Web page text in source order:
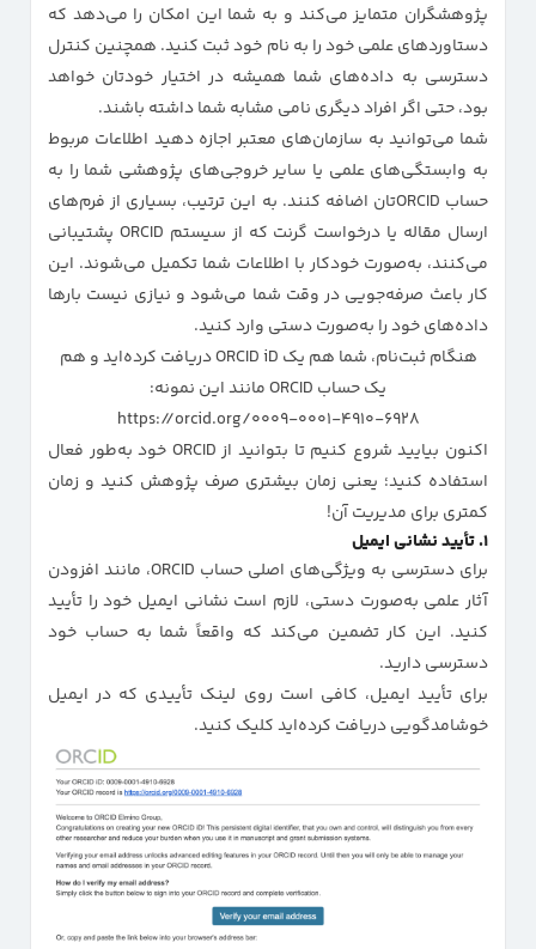
پژوهشگران متمایز می‌کند و به شما این امکان را می‌دهد که
دستاوردهای علمی خود را به نام خود ثبت کنید. همچنین کنترل
دسترسی به داده‌های شما همیشه در اختیار خودتان خواهد
بود، حتی اگر افراد دیگری نامی مشابه شما داشته باشند.
شما می‌توانید به سازمان‌های معتبر اجازه دهید اطلاعات مربوط
به وابستگی‌های علمی یا سایر خروجی‌های پژوهشی شما را به
حساب ORCIDتان اضافه کنند. به این ترتیب، بسیاری از فرم‌های
ارسال مقاله یا درخواست گرنت که از سیستم ORCID پشتیبانی
می‌کنند، به‌صورت خودکار با اطلاعات شما تکمیل می‌شوند. این
کار باعث صرفه‌جویی در وقت شما می‌شود و نیازی نیست بارها
داده‌های خود را به‌صورت دستی وارد کنید.
هنگام ثبت‌نام، شما هم یک ORCID iD دریافت کرده‌اید و هم
یک حساب ORCID مانند این نمونه:
https://orcid.org/0009-0001-4910-6928
اکنون بیایید شروع کنیم تا بتوانید از ORCID خود به‌طور فعال
استفاده کنید؛ یعنی زمان بیشتری صرف پژوهش کنید و زمان
کمتری برای مدیریت آن!
۱. تأیید نشانی ایمیل
برای دسترسی به ویژگی‌های اصلی حساب ORCID، مانند افزودن
آثار علمی به‌صورت دستی، لازم است نشانی ایمیل خود را تأیید
کنید. این کار تضمین می‌کند که واقعاً شما به حساب خود
دسترسی دارید.
برای تأیید ایمیل، کافی است روی لینک تأییدی که در ایمیل
خوشامدگویی دریافت کرده‌اید کلیک کنید.